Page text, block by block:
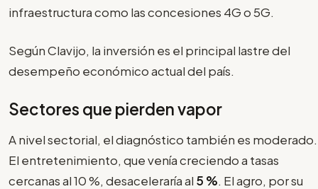
infraestructura como las concesiones 4G o 5G.
Según Clavijo, la inversión es el principal lastre del
desempeño económico actual del país.
Sectores que pierden vapor
A nivel sectorial, el diagnóstico también es moderado.
El entretenimiento, que venía creciendo a tasas
cercanas al 10 %, desaceleraría al 5 %. El agro, por su